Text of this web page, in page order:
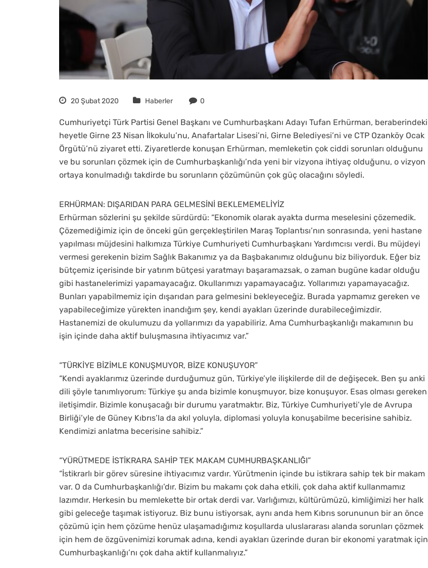
20 Şubat 2020 Haberler 0
Cumhuriyetçi Türk Partisi Genel Başkanı ve Cumhurbaşkanı Adayı Tufan Erhürman, beraberindeki
heyetle Girne 23 Nisan İlkokulu’nu, Anafartalar Lisesi’ni, Girne Belediyesi’ni ve CTP Ozanköy Ocak
Örgütü’nü ziyaret etti. Ziyaretlerde konuşan Erhürman, memleketin çok ciddi sorunları olduğunu
ve bu sorunları çözmek için de Cumhurbaşkanlığı’nda yeni bir vizyona ihtiyaç olduğunu, o vizyon
ortaya konulmadığı takdirde bu sorunların çözümünün çok güç olacağını söyledi.
ERHÜRMAN: DIŞARIDAN PARA GELMESİNİ BEKLEMEMELİYİZ
Erhürman sözlerini şu şekilde sürdürdü: “Ekonomik olarak ayakta durma meselesini çözemedik.
Çözemediğimiz için de önceki gün gerçekleştirilen Maraş Toplantısı’nın sonrasında, yeni hastane
yapılması müjdesini halkımıza Türkiye Cumhuriyeti Cumhurbaşkanı Yardımcısı verdi. Bu müjdeyi
vermesi gerekenin bizim Sağlık Bakanımız ya da Başbakanımız olduğunu biz biliyorduk. Eğer biz
bütçemiz içerisinde bir yatırım bütçesi yaratmayı başaramazsak, o zaman bugüne kadar olduğu
gibi hastanelerimizi yapamayacağız. Okullarımızı yapamayacağız. Yollarımızı yapamayacağız.
Bunları yapabilmemiz için dışarıdan para gelmesini bekleyeceğiz. Burada yapmamız gereken ve
yapabileceğimize yürekten inandığım şey, kendi ayakları üzerinde durabileceğimizdir.
Hastanemizi de okulumuzu da yollarımızı da yapabiliriz. Ama Cumhurbaşkanlığı makamının bu
işin içinde daha aktif buluşmasına ihtiyacımız var.”
“TÜRKİYE BİZİMLE KONUŞMUYOR, BİZE KONUŞUYOR”
“Kendi ayaklarımız üzerinde durduğumuz gün, Türkiye’yle ilişkilerde dil de değişecek. Ben şu anki
dili şöyle tanımlıyorum: Türkiye şu anda bizimle konuşmuyor, bize konuşuyor. Esas olması gereken
iletişimdir. Bizimle konuşacağı bir durumu yaratmaktır. Biz, Türkiye Cumhuriyeti’yle de Avrupa
Birliği’yle de Güney Kıbrıs’la da akıl yoluyla, diplomasi yoluyla konuşabilme becerisine sahibiz.
Kendimizi anlatma becerisine sahibiz.”
“YÜRÜTMEDE İSTİKRARA SAHİP TEK MAKAM CUMHURBAŞKANLIĞI”
“İstikrarlı bir görev süresine ihtiyacımız vardır. Yürütmenin içinde bu istikrara sahip tek bir makam
var. O da Cumhurbaşkanlığı’dır. Bizim bu makamı çok daha etkili, çok daha aktif kullanmamız
lazımdır. Herkesin bu memlekette bir ortak derdi var. Varlığımızı, kültürümüzü, kimliğimizi her halk
gibi geleceğe taşımak istiyoruz. Biz bunu istiyorsak, aynı anda hem Kıbrıs sorununun bir an önce
çözümü için hem çözüme henüz ulaşamadığımız koşullarda uluslararası alanda sorunları çözmek
için hem de özgüvenimizi korumak adına, kendi ayakları üzerinde duran bir ekonomi yaratmak için
Cumhurbaşkanlığı’nı çok daha aktif kullanmalıyız.”